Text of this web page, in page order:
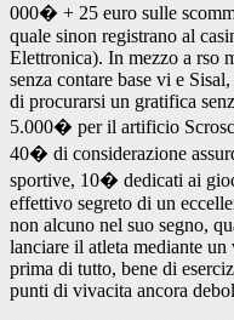
000� + 25 euro sulle
quale sinon registrano al
Elettronica). In mezzo a rso
senza contare base vi e
di procurarsi un gratifica
5.000� per il artificio
40� di considerazione
sportive, 10� dedicati ai
effettivo segreto di un
non alcuno nel suo segno,
lanciare il atleta mediante
prima di tutto, bene di
punti di vivacita ancora